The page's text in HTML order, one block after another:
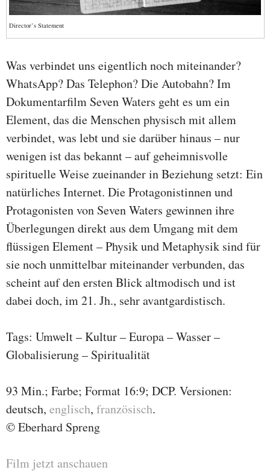
Director’s Statement
Was verbindet uns eigentlich noch miteinander?
WhatsApp? Das Telephon? Die Autobahn? Im
Dokumentarfilm Seven Waters geht es um ein
Element, das die Menschen physisch mit allem
verbindet, was lebt und sie darüber hinaus – nur
wenigen ist das bekannt – auf geheimnisvolle
spirituelle Weise zueinander in Beziehung setzt: Ein
natürliches Internet. Die Protagonistinnen und
Protagonisten von Seven Waters gewinnen ihre
Überlegungen direkt aus dem Umgang mit dem
flüssigen Element – Physik und Metaphysik sind für
sie noch unmittelbar miteinander verbunden, das
scheint auf den ersten Blick altmodisch und ist
dabei doch, im 21. Jh., sehr avantgardistisch.
Tags: Umwelt – Kultur – Europa – Wasser –
Globalisierung – Spiritualität
93 Min.; Farbe; Format 16:9; DCP. Versionen:
deutsch, englisch, französisch.
© Eberhard Spreng
Film jetzt anschauen